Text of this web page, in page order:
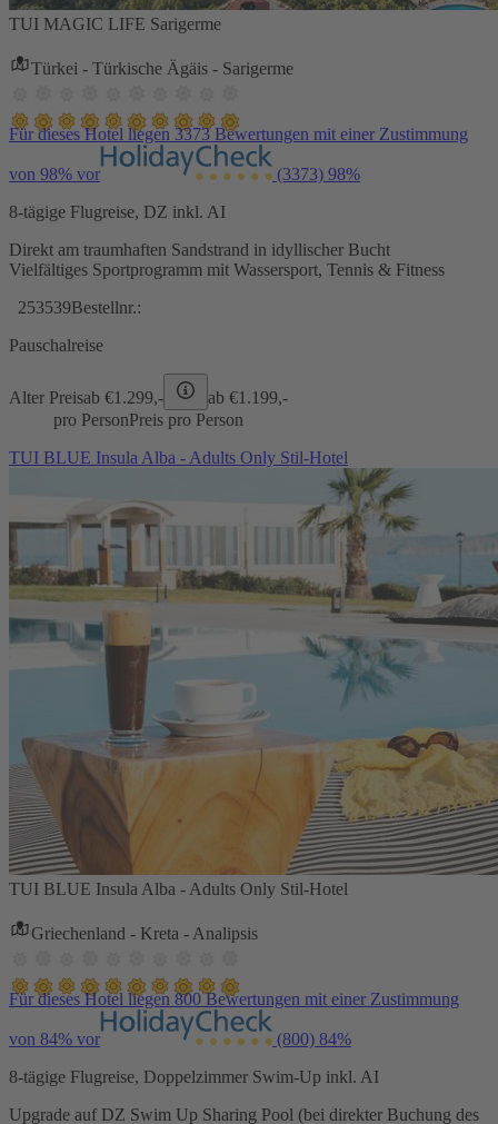
TUI MAGIC LIFE Sarigerme
Türkei - Türkische Ägäis - Sarigerme
Für dieses Hotel liegen 3373 Bewertungen mit einer Zustimmung
von 98% vor (3373) 98%
8-tägige Flugreise, DZ inkl. AI
Direkt am traumhaften Sandstrand in idyllischer Bucht
Vielfältiges Sportprogramm mit Wassersport, Tennis & Fitness
253539Bestellnr.:
Pauschalreise
Alter Preisab €1.299,- ab €1.199,-
pro PersonPreis pro Person
TUI BLUE Insula Alba - Adults Only Stil-Hotel
TUI BLUE Insula Alba - Adults Only Stil-Hotel
Griechenland - Kreta - Analipsis
Für dieses Hotel liegen 800 Bewertungen mit einer Zustimmung
von 84% vor (800) 84%
8-tägige Flugreise, Doppelzimmer Swim-Up inkl. AI
Upgrade auf DZ Swim Up Sharing Pool (bei direkter Buchung des